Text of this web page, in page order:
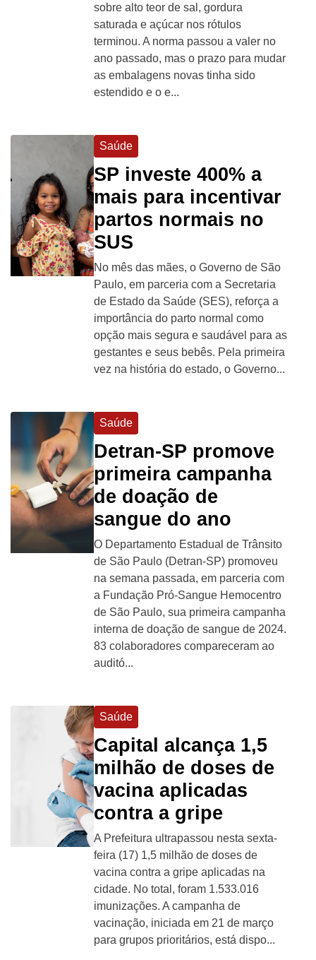
sobre alto teor de sal, gordura
saturada e açúcar nos rótulos
terminou. A norma passou a valer no
ano passado, mas o prazo para mudar
as embalagens novas tinha sido
estendido e o e...
Saúde
SP investe 400% a
mais para incentivar
partos normais no
SUS
No mês das mães, o Governo de São
Paulo, em parceria com a Secretaria
de Estado da Saúde (SES), reforça a
importância do parto normal como
opção mais segura e saudável para as
gestantes e seus bebês. Pela primeira
vez na história do estado, o Governo...
Saúde
Detran-SP promove
primeira campanha
de doação de
sangue do ano
O Departamento Estadual de Trânsito
de São Paulo (Detran-SP) promoveu
na semana passada, em parceria com
a Fundação Pró-Sangue Hemocentro
de São Paulo, sua primeira campanha
interna de doação de sangue de 2024.
83 colaboradores compareceram ao
auditó...
Saúde
Capital alcança 1,5
milhão de doses de
vacina aplicadas
contra a gripe
A Prefeitura ultrapassou nesta sexta-
feira (17) 1,5 milhão de doses de
vacina contra a gripe aplicadas na
cidade. No total, foram 1.533.016
imunizações. A campanha de
vacinação, iniciada em 21 de março
para grupos prioritários, está dispo...